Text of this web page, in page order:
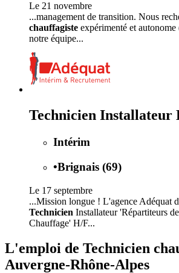
Le 21 novembre
...management de transition. Nous
chauffagiste expérimenté et
notre équipe...
Technicien Installateur
Intérim
•Brignais (69)
Le 17 septembre
...Mission longue ! L'agence Adéquat
Technicien Installateur 'Répartiteurs
Chauffage' H/F...
L'emploi de Technicien
Auvergne-Rhône-Alpes